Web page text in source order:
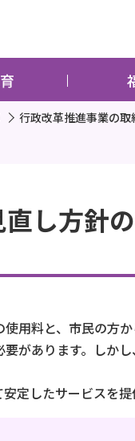
行政改革推進事業の取
し方針
用料と、市民の方
があります。しか
定したサービスを